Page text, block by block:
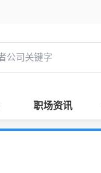
职场资讯